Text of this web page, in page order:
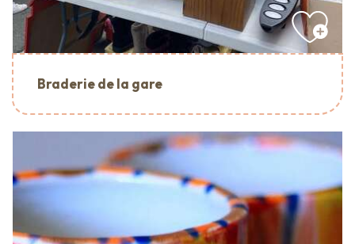
Braderie de la gare